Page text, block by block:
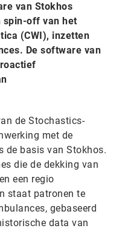
van Stokhos
spin-off van het
(CWI), inzetten
De software van
de Stochastics-
met de
de basis van Stokhos.
die de dekking van
een regio
staat patronen te
gebaseerd
data van